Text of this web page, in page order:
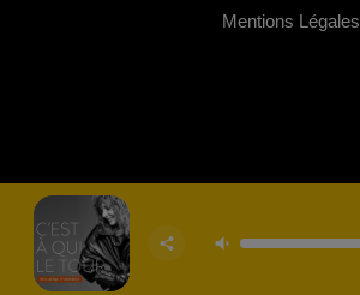
Mentions Légales